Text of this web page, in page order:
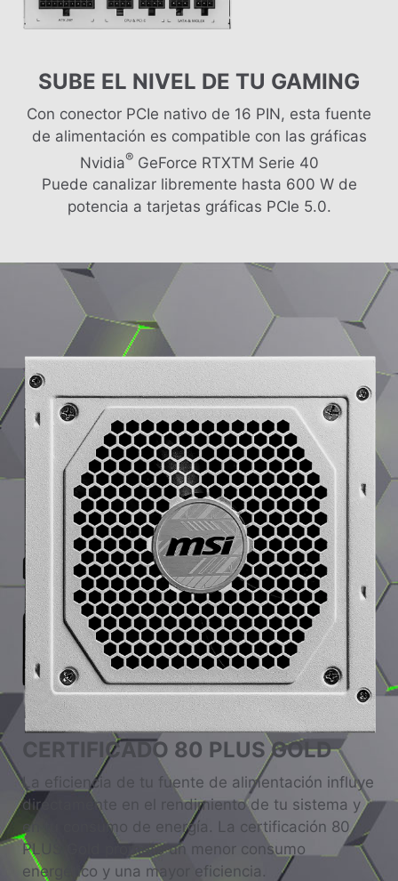
SUBE EL NIVEL DE TU GAMING
Con conector PCIe nativo de 16 PIN, esta fuente
de alimentación es compatible con las gráficas
Nvidia®GeForce RTXTM Serie 40
Puede canalizar libremente hasta 600 W de
potencia a tarjetas gráficas PCIe 5.0.
CERTIFICADO 80 PLUS GOLD
La eficiencia de tu fuente de alimentación influye
directamente en el rendimiento de tu sistema y
en tu consumo de energía. La certificación 80
PLUS Gold promete un menor consumo
energético y una mayor eficiencia.